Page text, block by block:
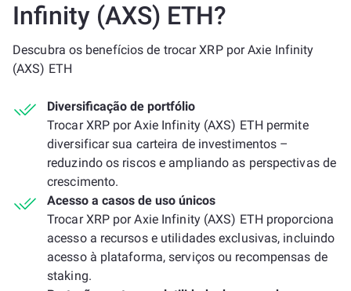
Infinity (AXS) ETH?
Descubra os benefícios de trocar XRP por Axie Infinity
(AXS) ETH
Diversificação de portfólio
Trocar XRP por Axie Infinity (AXS) ETH permite
diversificar sua carteira de investimentos –
reduzindo os riscos e ampliando as perspectivas de
crescimento.
Acesso a casos de uso únicos
Trocar XRP por Axie Infinity (AXS) ETH proporciona
acesso a recursos e utilidades exclusivas, incluindo
acesso à plataforma, serviços ou recompensas de
staking.